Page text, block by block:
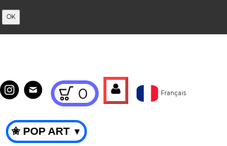
OK
0 Français
✬ POP ART ▼